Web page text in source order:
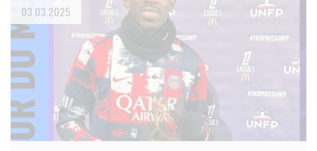
03.03.2025